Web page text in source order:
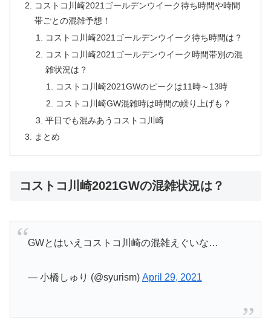
コストコ川崎2021ゴールデンウイーク待ち時間や時間
帯ごとの混雑予想！
コストコ川崎2021ゴールデンウイーク待ち時間は？
コストコ川崎2021ゴールデンウイーク時間帯別の混
雑状況は？
コストコ川崎2021GWのピークは11時～13時
コストコ川崎GW混雑時は時間の繰り上げも？
平日でも混みあうコストコ川崎
まとめ
コストコ川崎2021GWの混雑状況は？
GWとはいえコストコ川崎の混雑えぐいな…
— 小橋しゅり (@syurism) April 29, 2021